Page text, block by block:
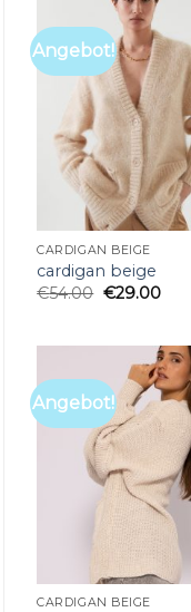
Angebot!
CARDIGAN BEIGE
cardigan beige
€54.00 €29.00
Angebot!
CARDIGAN BEIGE